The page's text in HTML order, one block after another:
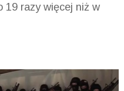
19 razy więcej niż w